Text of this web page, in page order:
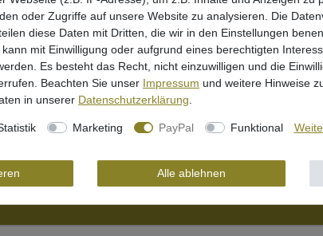
oder Zugriffe auf unsere Website zu analysieren. Die
diese Daten mit Dritten, die wir in den Einstellungen
mit Einwilligung oder aufgrund eines berechtigten
Es besteht das Recht, nicht einzuwilligen und die
Beachten Sie unser Impressum und weitere Hinweise
in unserer Daten­schutz­erklärung
Marketing PayPal Funktional
Alle ablehnen